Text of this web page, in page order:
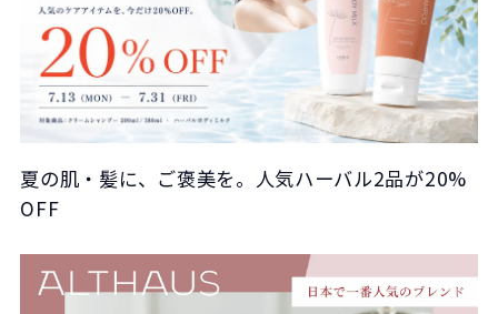
夏の肌・髪に、ご褒美を。人気ハーバル2品が20%
OFF